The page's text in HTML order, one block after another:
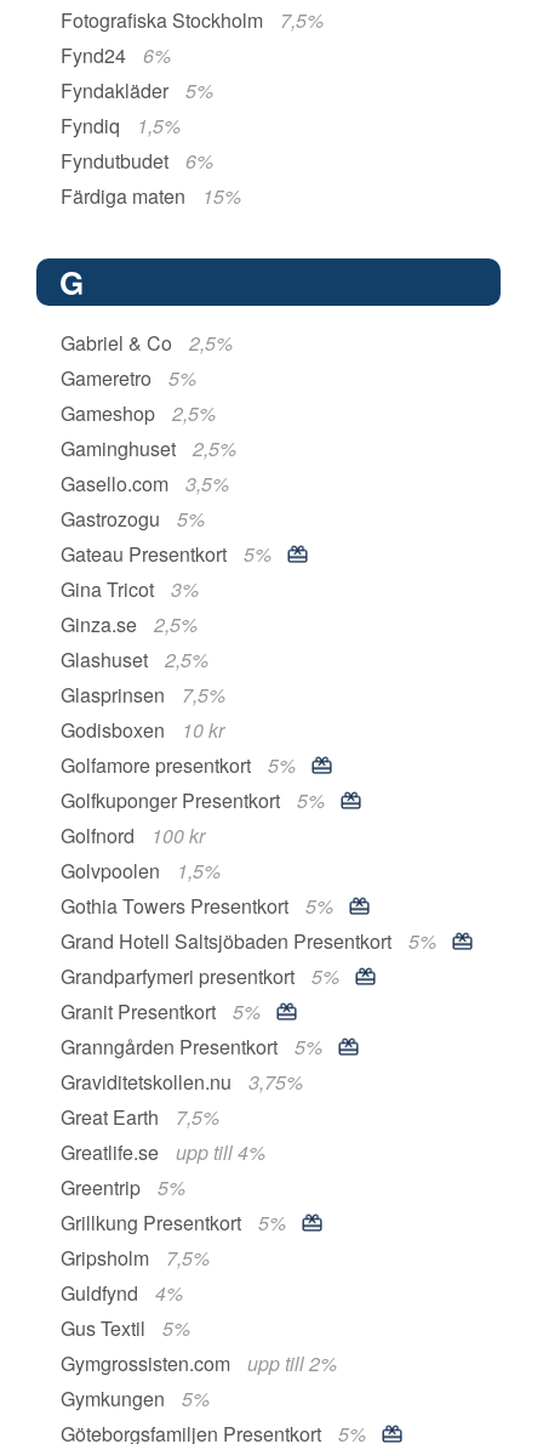
Fotografiska Stockholm
7,5%
Fynd24
6%
Fyndakläder
5%
Fyndiq
1,5%
Fyndutbudet
6%
Färdiga maten
15%
G
Gabriel & Co
2,5%
Gameretro
5%
Gameshop
2,5%
Gaminghuset
2,5%
Gasello.com
3,5%
Gastrozogu
5%
Gateau Presentkort
5%
Gina Tricot
3%
Ginza.se
2,5%
Glashuset
2,5%
Glasprinsen
7,5%
Godisboxen
10 kr
Golfamore presentkort
5%
Golfkuponger Presentkort
5%
Golfnord
100 kr
Golvpoolen
1,5%
Gothia Towers Presentkort
5%
Grand Hotell Saltsjöbaden Presentkort
5%
Grandparfymeri presentkort
5%
Granit Presentkort
5%
Granngården Presentkort
5%
Graviditetskollen.nu
3,75%
Great Earth
7,5%
Greatlife.se
upp till 4%
Greentrip
5%
Grillkung Presentkort
5%
Gripsholm
7,5%
Guldfynd
4%
Gus Textil
5%
Gymgrossisten.com
upp till 2%
Gymkungen
5%
Göteborgsfamiljen Presentkort
5%